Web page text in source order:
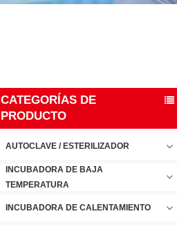
CATEGORÍAS DE
PRODUCTO
AUTOCLAVE / ESTERILIZADOR
INCUBADORA DE BAJA
TEMPERATURA
INCUBADORA DE CALENTAMIENTO